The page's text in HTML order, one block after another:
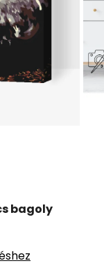
bagoly